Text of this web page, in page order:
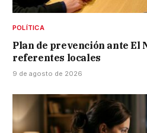
POLÍTICA
Plan de prevención ante El
referentes locales
9 de agosto de 2026